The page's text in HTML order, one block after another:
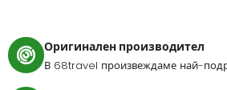
Оригинален производител
В 68travel произвеждаме най-